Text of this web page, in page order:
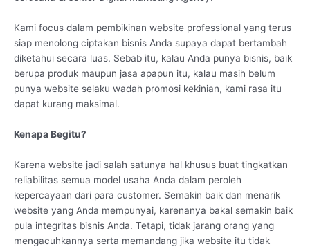
Kami focus dalam pembikinan website professional yang terus
siap menolong ciptakan bisnis Anda supaya dapat bertambah
diketahui secara luas. Sebab itu, kalau Anda punya bisnis, baik
berupa produk maupun jasa apapun itu, kalau masih belum
punya website selaku wadah promosi kekinian, kami rasa itu
dapat kurang maksimal.
Kenapa Begitu?
Karena website jadi salah satunya hal khusus buat tingkatkan
reliabilitas semua model usaha Anda dalam peroleh
kepercayaan dari para customer. Semakin baik dan menarik
website yang Anda mempunyai, karenanya bakal semakin baik
pula integritas bisnis Anda. Tetapi, tidak jarang orang yang
mengacuhkannya serta memandang jika website itu tidak